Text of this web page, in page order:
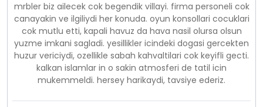
mrbler biz ailecek cok begendik villayi. firma personeli cok
canayakin ve ilgiliydi her konuda. oyun konsollari cocuklari
cok mutlu etti, kapali havuz da hava nasil olursa olsun
yuzme imkani sagladi. yesillikler icindeki dogasi gercekten
huzur vericiydi, ozellikle sabah kahvaltilari cok keyifli gecti.
kalkan islamlar in o sakin atmosferi de tatil icin
mukemmeldi. hersey harikaydi, tavsiye ederiz.